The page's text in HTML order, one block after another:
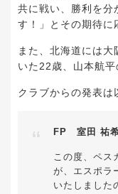
共に戦い、勝利を分
す！」とその期待に
また、北海道には
いた22歳、山本航平
クラブからの発表は
FP 室田 祐
この度、ペス
が、エスポラ
いたしました